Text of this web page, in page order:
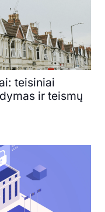
teisiniai
ir teismų